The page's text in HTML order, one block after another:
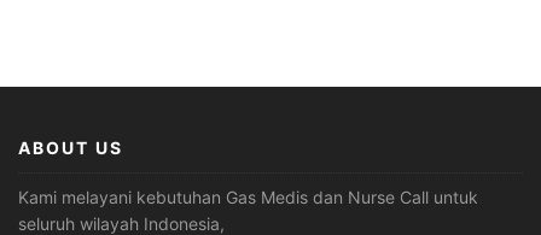
ABOUT US
Kami melayani kebutuhan Gas Medis dan Nurse Call untuk
seluruh wilayah Indonesia,